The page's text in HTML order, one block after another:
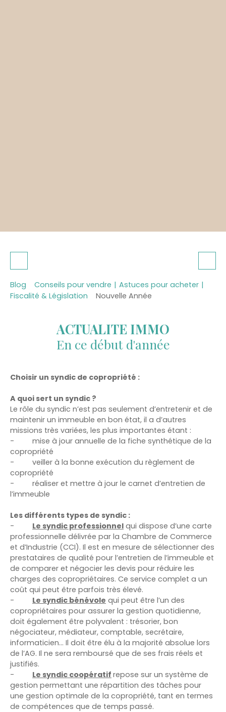
Blog Conseils pour vendre | Astuces pour acheter |
Fiscalité & Législation
Nouvelle Année
ACTUALITE IMMO
En ce début d'année
Choisir un syndic de copropriété :
A quoi sert un syndic ?
Le rôle du syndic n’est pas seulement d’entretenir et de
maintenir un immeuble en bon état, il a d’autres
missions très variées, les plus importantes étant :
-
mise à jour annuelle de la fiche synthétique de la
copropriété
-
veiller à la bonne exécution du règlement de
copropriété
-
réaliser et mettre à jour le carnet d’entretien de
l’immeuble
Les différents types de syndic :
-
Le syndic professionnel qui dispose d’une carte
professionnelle délivrée par la Chambre de Commerce
et d’Industrie (CCI). Il est en mesure de sélectionner des
prestataires de qualité pour l’entretien de l’immeuble et
de comparer et négocier les devis pour réduire les
charges des copropriétaires. Ce service complet a un
coût qui peut être parfois très élevé.
-
Le syndic bénévole qui peut être l’un des
copropriétaires pour assurer la gestion quotidienne,
doit également être polyvalent : trésorier, bon
négociateur, médiateur, comptable, secrétaire,
informaticien… Il doit être élu à la majorité absolue lors
de l’AG. Il ne sera remboursé que de ses frais réels et
justifiés.
-
Le syndic coopératif repose sur un système de
gestion permettant une répartition des tâches pour
une gestion optimale de la copropriété, tant en termes
de compétences que de temps passé.